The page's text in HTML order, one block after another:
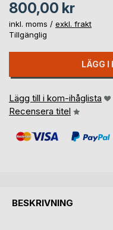
800,00 kr
inkl. moms / exkl. frakt
Tillgänglig
LÄGG I
Lägg till i kom-ihåglista
Recensera titel
BESKRIVNING